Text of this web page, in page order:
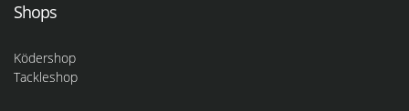
Shops
Ködershop
Tackleshop